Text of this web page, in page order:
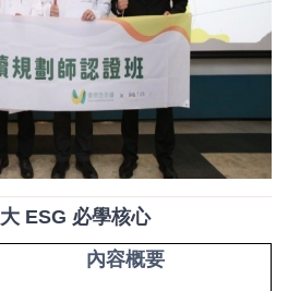
ESG 必學核心
內容概要